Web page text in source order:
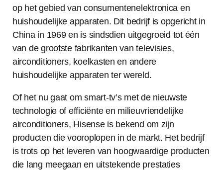
op het gebied van consumentenelektronica en
huishoudelijke apparaten. Dit bedrijf is opgericht in
China in 1969 en is sindsdien uitgegroeid tot één
van de grootste fabrikanten van televisies,
airconditioners, koelkasten en andere
huishoudelijke apparaten ter wereld.
Of het nu gaat om smart-tv’s met de nieuwste
technologie of efficiënte en milieuvriendelijke
airconditioners, Hisense is bekend om zijn
producten die vooroplopen in de markt. Het bedrijf
is trots op het leveren van hoogwaardige producten
die lang meegaan en uitstekende prestaties